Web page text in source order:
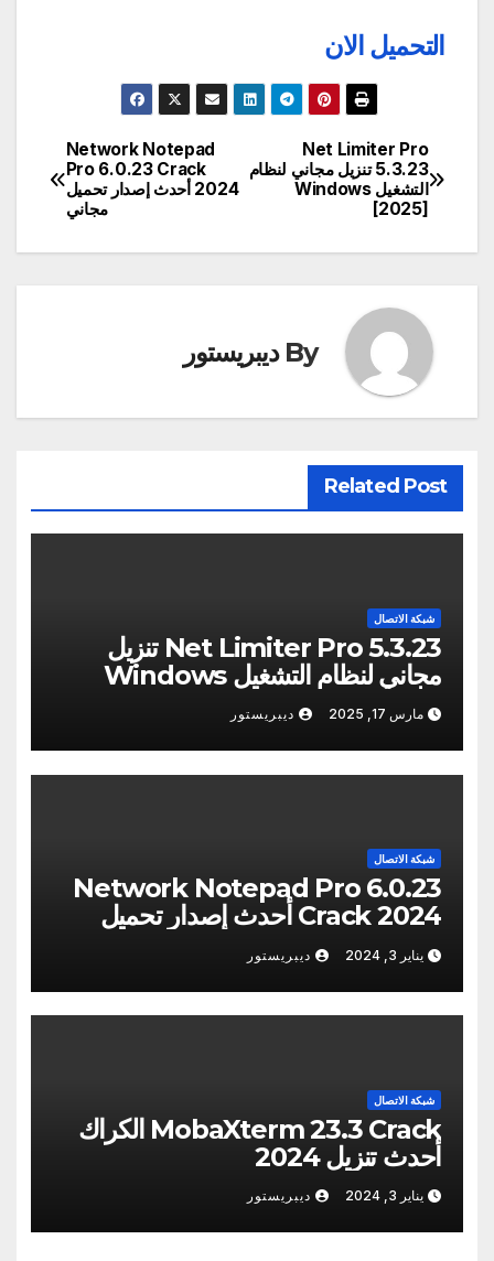
التحميل الان
تصفّح
المقالات
Network Notepad
Pro 6.0.23 Crack
2024 أحدث إصدار تحميل
مجاني
Net Limiter Pro
5.3.23 تنزيل مجاني لنظام
التشغيل Windows
[2025]
By ديبريستور
Related Post
شبكة الاتصال
Net Limiter Pro 5.3.23 تنزيل
مجاني لنظام التشغيل Windows
[2025]
مارس 17, 2025 ديبريستور
شبكة الاتصال
Network Notepad Pro 6.0.23
Crack 2024 أحدث إصدار تحميل
مجاني
يناير 3, 2024 ديبريستور
شبكة الاتصال
MobaXterm 23.3 Crack الكراك
أحدث تنزيل 2024
يناير 3, 2024 ديبريستور